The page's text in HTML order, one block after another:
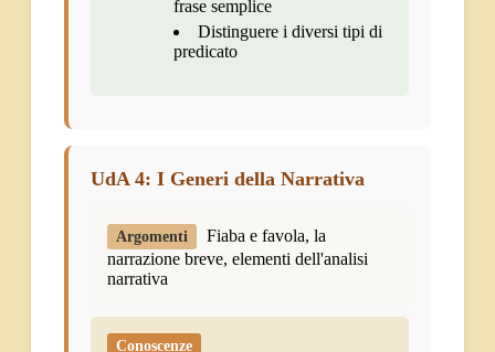
frase semplice
Distinguere i diversi tipi di
predicato
UdA 4: I Generi della Narrativa
Argomenti
Fiaba e favola, la
narrazione breve, elementi dell'analisi
narrativa
Conoscenze